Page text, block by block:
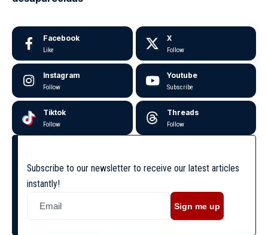
Facebook
Like
X
Follow
Instagram
Follow
Youtube
Subscribe
Tiktok
Follow
Threads
Follow
Subscribe to our newsletter to receive our latest articles
instantly!
Sign me up